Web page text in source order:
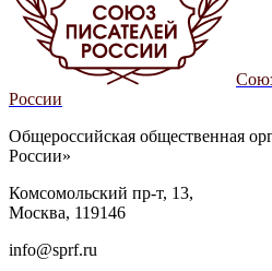
России
Общероссийская общественная
России»
Комсомольский пр-т, 13,
Москва, 119146
info@sprf.ru